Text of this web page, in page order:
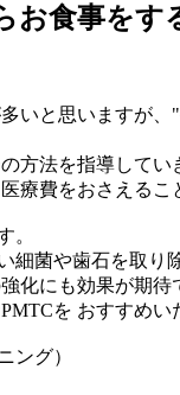
お食事をす
いと思いますが
方法を指導してい
費をおさえるこ
。
細菌や歯石を取
化にも効果が期待
を おすすめい
ング）